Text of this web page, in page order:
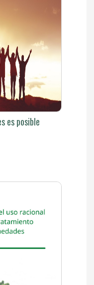
es posible